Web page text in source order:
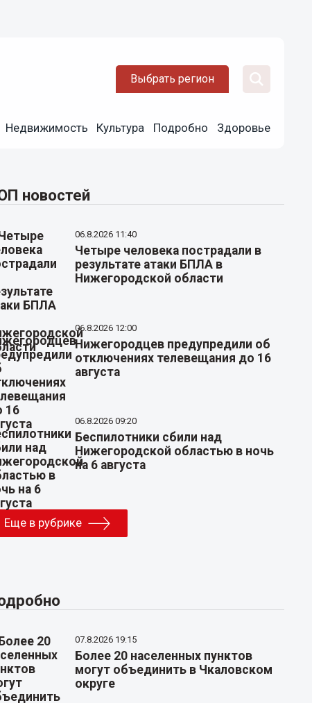
Выбрать регион
Недвижимость Культура Подробно Здоровье
новостей
06.8.2026 11:40
Четыре человека пострадали в
результате атаки БПЛА в
Нижегородской области
06.8.2026 12:00
Нижегородцев предупредили об
отключениях телевещания до 16
августа
06.8.2026 09:20
Беспилотники сбили над
Нижегородской областью в ночь
на 6 августа
Еще в рубрике
07.8.2026 19:15
Более 20 населенных пунктов
могут объединить в Чкаловском
округе